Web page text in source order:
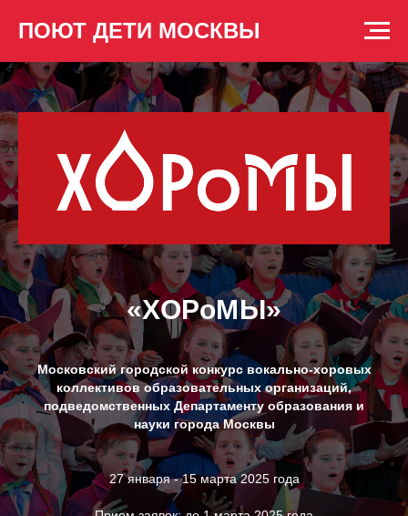
ПОЮТ ДЕТИ МОСКВЫ
«ХОРоМЫ»
Московский городской конкурс вокально-хоровых
коллективов образовательных организаций,
подведомственных Департаменту образования и
науки города Москвы
27 января - 15 марта 2025 года